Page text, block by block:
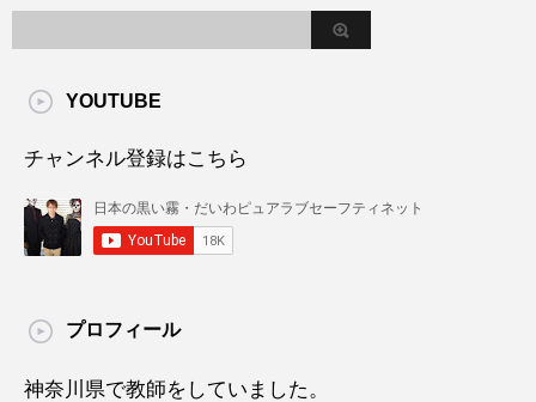
YOUTUBE
チャンネル登録はこちら
プロフィール
神奈川県で教師をしていました。